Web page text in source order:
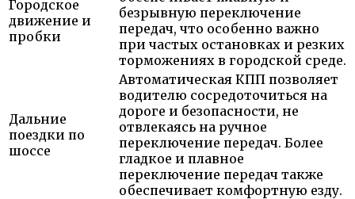
Городское
движение и
пробки
безрывную переключение
передач, что особенно важно
при частых остановках и резких
торможениях в городской среде.
Дальние
поездки по
шоссе
Автоматическая КПП позволяет
водителю сосредоточиться на
дороге и безопасности, не
отвлекаясь на ручное
переключение передач. Более
гладкое и плавное
переключение передач также
обеспечивает комфортную езду.